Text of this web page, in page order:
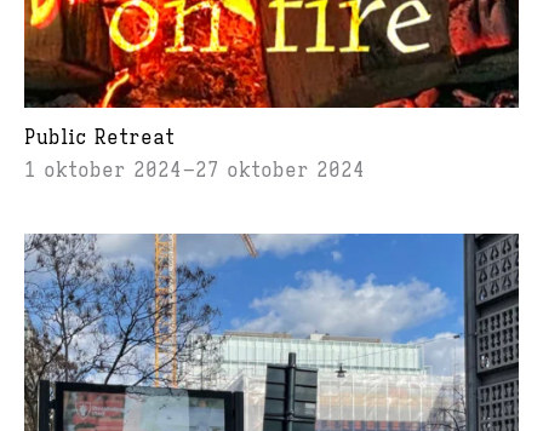
Public Retreat
1 oktober 2024
27 oktober 2024